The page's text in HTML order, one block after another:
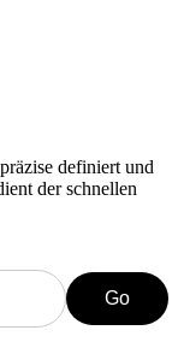
definiert und
der schnellen
Go